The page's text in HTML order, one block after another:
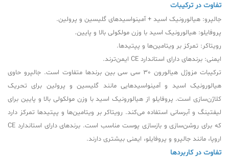
تفاوت در ترکیبات
جالپرو: هیالورونیک اسید + آمینواسیدهای گلیسین و پرولین.
پروفایلو: هیالورونیک اسید با وزن مولکولی بالا و پایین.
رویتاکر: تمرکز بر ویتامین‌ها و پپتیدها.
ایمنی: برندهای دارای استاندارد CE ایمن‌ترند.
ترکیبات مزوژل هیالورون 30 سی سی بین برندها متفاوت است. جالپرو حاوی
هیالورونیک اسید و آمینواسیدهایی مانند گلیسین و پرولین برای تحریک
کلاژن‌سازی است. پروفایلو از هیالورونیک اسید با وزن مولکولی بالا و پایین برای
لیفتینگ و آبرسانی استفاده می‌کند. رویتاکر بر ویتامین‌ها و پپتیدها تمرکز دارد
که برای روشن‌سازی و بازسازی پوست مناسب است. برندهای دارای استاندارد CE
اروپا، مانند جالپرو و پروفایلو، ایمنی بیشتری دارند.
تفاوت در کاربردها